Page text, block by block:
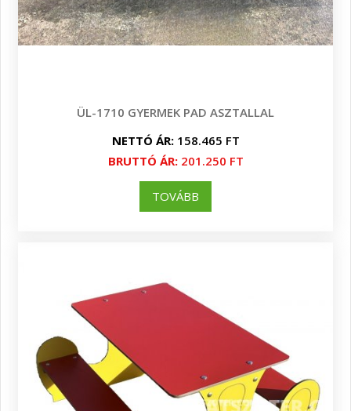
ÜL-1710 GYERMEK PAD ASZTALLAL
NETTÓ ÁR:158.465 FT
BRUTTÓ ÁR:201.250 FT
TOVÁBB